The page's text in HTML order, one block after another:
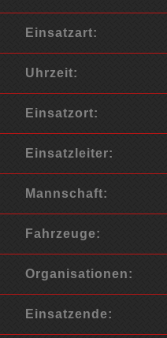
Einsatzart:
Uhrzeit:
Einsatzort:
Einsatzleiter:
Mannschaft:
Fahrzeuge:
Organisationen:
Einsatzende: